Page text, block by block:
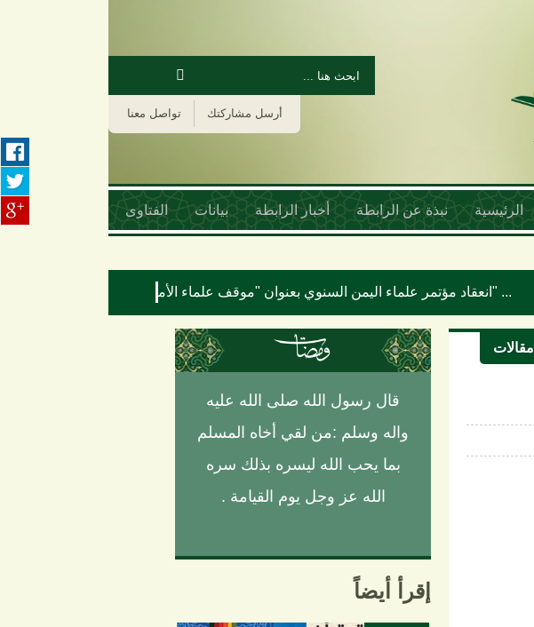
استمارة البحث
‏بحث ‏
تواصل معنا أرسل مشاركتك
الرئيسية نبذة عن الرابطة أخبار الرابطة بيانات الفتاوى
قال رسول الله صلى الله عليه
واله وسلم :من لقي أخاه المسلم
بما يحب الله ليسره بذلك سره
الله عز وجل يوم القيامة .
إقرأ أيضاً
مقالات